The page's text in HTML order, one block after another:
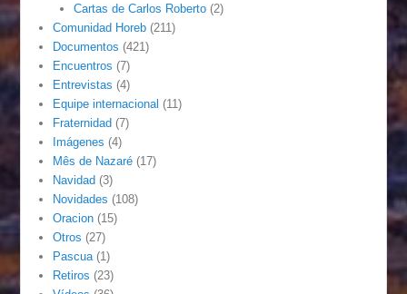
Cartas de Carlos Roberto(2)
Comunidad Horeb (211)
Documentos (421)
Encuentros (7)
Entrevistas (4)
Equipe internacional (11)
Fraternidad (7)
Imágenes (4)
Mês de Nazaré (17)
Navidad (3)
Novidades (108)
Oracion (15)
Otros (27)
Pascua (1)
Retiros (23)